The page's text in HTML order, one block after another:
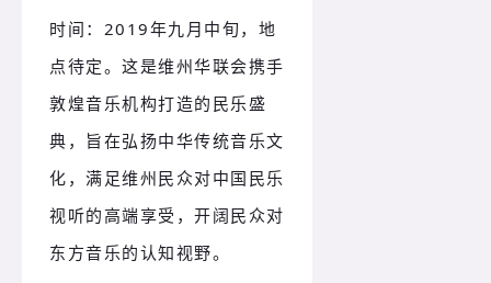
时间： 2019年九月中旬，地
点待定。 这是维州华联会携手
敦煌音乐机构打造的民乐盛
典，旨在弘扬中华传统音乐文
化，满足维州民众对中国民乐
视听的高端享受，开阔民众对
东方音乐的认知视野。